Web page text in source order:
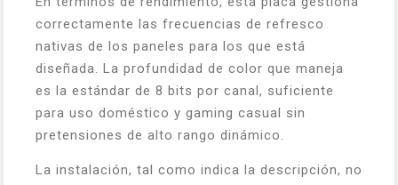
correctamente las frecuencias de refresco
nativas de los paneles para los que está
diseñada. La profundidad de color que maneja
es la estándar de 8 bits por canal, suficiente
para uso doméstico y gaming casual sin
pretensiones de alto rango dinámico.
La instalación, tal como indica la descripción, no